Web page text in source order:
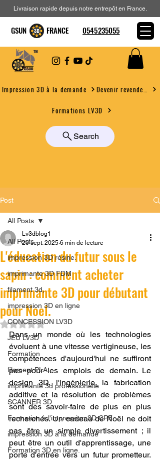
Impression 3D à la demande
Formations LV3D
Search
Livraison rapide depuis notre entrepôt en France.
GSUN FRANCE 0545235055
Post
All Posts
impression 3D résine.
imprimante 3D FDM
filament 3d,
impression 3D en ligne
CONCESSION LV3D
JEU LV3D
Formation
filament PLA
imprimante 3d professionelle
SCANNER 3D
Formation à l'impression 3D CPF
impression 3D à la demande
Formation 3D en ligne.
All Posts
L'éducation du futur sous le
sapin : comment acheter
imprimante 3D pour débutant
pour Noel.
Lv3dblog1
20 sept. 2025 6 min de lecture
Noté NaN étoiles sur 5.
Dans un monde où les technologies
évoluent à une vitesse vertigineuse, les
compétences d'aujourd'hui ne suffiront
pas pour les emplois de demain. Le
design 3D, l'ingénierie, la fabrication
additive et la résolution de problèmes
sont des savoir-faire de plus en plus
recherchés. Un cadeau de Noël ne doit
pas être un simple divertissement ; il
peut être un outil d'apprentissage, une
porte d'entrée vers un futur prometteur.